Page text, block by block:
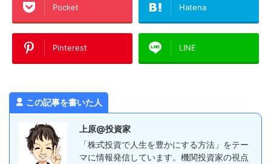
Pocket Hatena
Pinterest LINE
この記事を書いた人
上原@投資家
「株式投資で人生を豊かにする方法」をテー
マに情報発信しています。機関投資家の視点